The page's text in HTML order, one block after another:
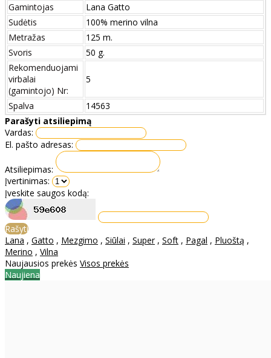
Gamintojas
Lana Gatto
Sudėtis
100% merino vilna
Metražas
125 m.
Svoris
50 g.
Rekomenduojami
virbalai
(gamintojo) Nr:
5
Spalva
14563
Parašyti atsiliepimą
Vardas:
El. pašto adresas:
Atsiliepimas:
Įvertinimas:
Įveskite saugos kodą:
Rašyti
Lana , Gatto , Mezgimo , Siūlai , Super, Soft , Pagal , Pluoštą ,
Merino , Vilna
Naujausios prekės Visos prekės
Naujiena